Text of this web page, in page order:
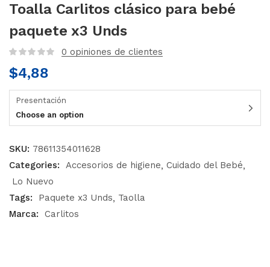
Toalla Carlitos clásico para bebé
paquete x3 Unds
0 opiniones de clientes
$4,88
Presentación
Choose an option
SKU: 78611354011628
Categories:
Accesorios de higiene Cuidado del Bebé
Lo Nuevo
Tags:
Paquete x3 Unds
Taolla
Marca:
Carlitos